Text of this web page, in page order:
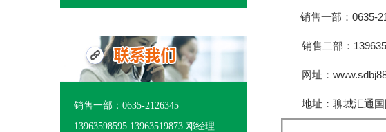
销售一部：0635-2126345
13963598595 13963519873 邓经理
销售一部：0635-
销售二部：
网址：
地址：聊城汇通国